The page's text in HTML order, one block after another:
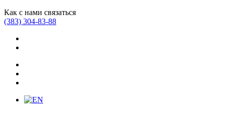
Как с нами связаться
(383) 304-83-88